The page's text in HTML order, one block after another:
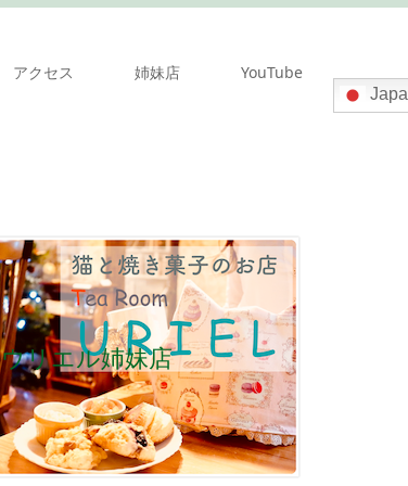
アクセス 姉妹店 YouTube
ウリエル姉妹店